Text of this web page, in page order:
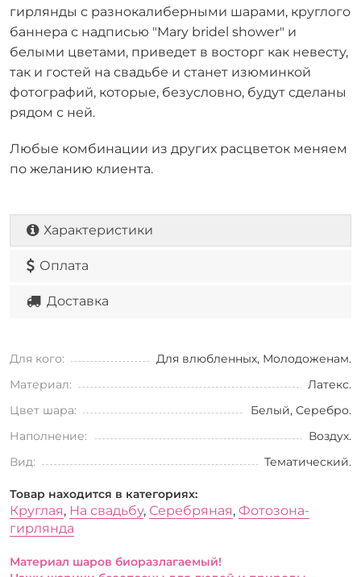
гирлянды с разнокалиберными шарами, круглого
баннера с надписью "Mary bridel shower" и
белыми цветами, приведет в восторг как невесту,
так и гостей на свадьбе и станет изюминкой
фотографий, которые, безусловно, будут сделаны
рядом с ней.
Любые комбинации из других расцветок меняем
по желанию клиента.
Характеристики
Оплата
Доставка
Для кого:
Для влюбленных, Молодоженам.
Материал:
Латекс.
Цвет шара:
Белый, Серебро.
Наполнение:
Воздух.
Вид:
Тематический.
Товар находится в категориях:
Круглая, На свадьбу, Серебряная, Фотозона-
гирлянда
Материал шаров биоразлагаемый!